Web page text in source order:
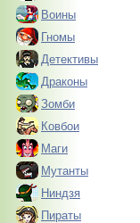
Воины
Гномы
Детективы
Драконы
Зомби
Ковбои
Маги
Мутанты
Ниндзя
Пираты